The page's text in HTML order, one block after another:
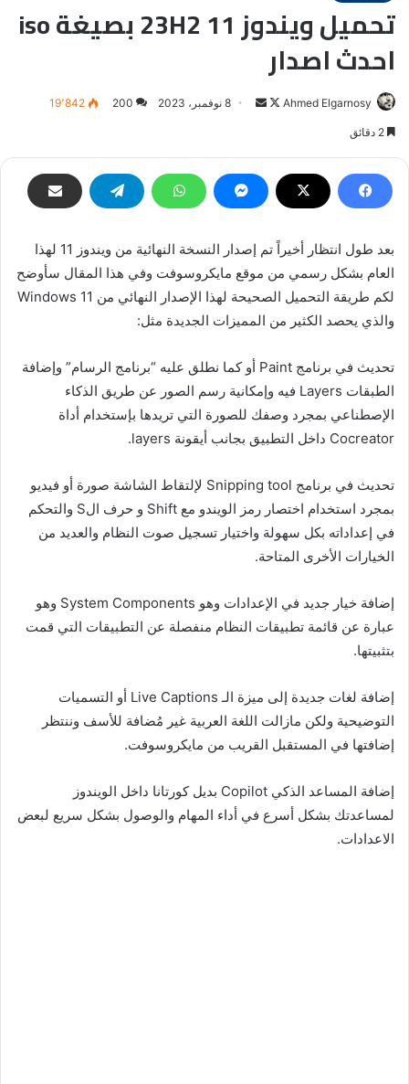
تحميل ويندوز 11 23H2 بصيغة iso
احدث اصدار
Ahmed Elgarnosy
Followأرسل8 نوفمبر، 2023 200 19٬842
بعد طول انتظار أخيراً تم إصدار النسخة النهائية من ويندوز 11 لهذا
العام بشكل رسمي من موقع مايكروسوفت وفي هذا المقال سأوضح
لكم طريقة التحميل الصحيحة لهذا الإصدار النهائي من Windows 11
والذي يحصد الكثير من المميزات الجديدة مثل:
تحديث في برنامج Paint أو كما نطلق عليه “برنامج الرسام” وإضافة
الطبقات Layers فيه وإمكانية رسم الصور عن طريق الذكاء
الإصطناعي بمجرد وصفك للصورة التي تريدها بإستخدام أداة
Cocreator داخل التطبيق بجانب أيقونة layers.
تحديث في برنامج Snipping tool لإلتقاط الشاشة صورة أو فيديو
بمجرد استخدام اختصار رمز الويندو مع Shift و حرف الS والتحكم
في إعداداته بكل سهولة واختيار تسجيل صوت النظام والعديد من
الخيارات الأخرى المتاحة.
إضافة خيار جديد في الإعدادات وهو System Components وهو
عبارة عن قائمة تطبيقات النظام منفصلة عن التطبيقات التي قمت
بتثبيتها.
إضافة لغات جديدة إلى ميزة الـ Live Captions أو التسميات
التوضيحية ولكن مازالت اللغة العربية غير مُضافة للأسف وننتظر
إضافتها في المستقبل القريب من مايكروسوفت.
إضافة المساعد الذكي Copilot بديل كورتانا داخل الويندوز
لمساعدتك بشكل أسرع في أداء المهام والوصول بشكل سريع لبعض
الاعدادات.